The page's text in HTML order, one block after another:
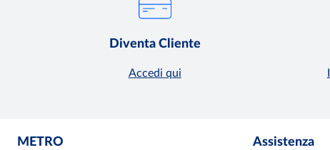
Diventa Cliente
Accedi qui
METRO Assistenza